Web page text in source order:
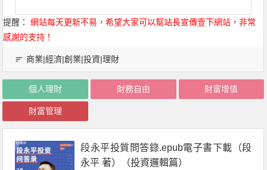
提醒：
網站每天更新不易，希望大家可以幫站長宣傳壹下網站，非常
感謝的支持！
商業|經濟|創業|投資|理財
個人理財 財務自由 財富增值
財富管理
段永平投質問答錄.epub電子書下載（段
永平 著）（投資邏輯篇）